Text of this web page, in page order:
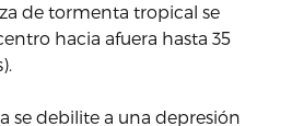
de tormenta tropical se
hacia afuera hasta 35
se debilite a una depresión